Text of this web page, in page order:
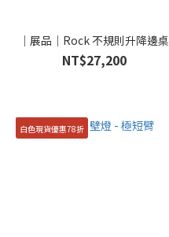
｜展品｜Rock 不規則升降邊桌
NT$27,200
白色現貨優惠78折